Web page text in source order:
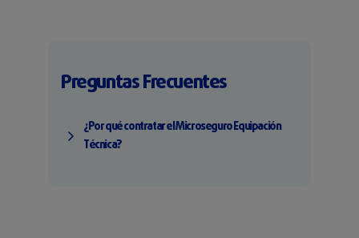
Preguntas Frecuentes
¿Por qué contratar el Microseguro Equipación
Técnica?